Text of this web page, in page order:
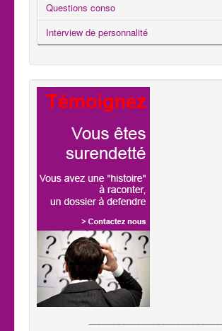
Questions conso
Interview de personnalité